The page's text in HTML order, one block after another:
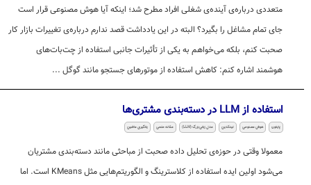
متعددی درباره‌ی آینده‌ی شغلی افراد مطرح شد؛ اینکه آیا هوش مصنوعی قرار است
جای تمام مشاغل را بگیرد؟ البته در این یادداشت قصد ندارم درباره‌ی تغییرات بازار کار
صحبت کنم، بلکه می‌خواهم به یکی از تأثیرات جانبی استفاده از چت‌بات‌های
هوشمند اشاره کنم: کاهش استفاده از موتورهای جستجو مانند گوگل ...
استفاده از LLM در دسته‌بندی مشتری‌ها
هوش مصنوعی لینکدین مدل زبانی بزرگ (LLM) مقاله علمی یادگیری ماشین
معمولا وقتی در حوزه‌ی تحلیل داده صحبت از مباحثی مانند دسته‌بندی مشتریان
می‌شود اولین ایده استفاده از کلاسترینگ و الگوریتم‌هایی مثل KMeans است. اما